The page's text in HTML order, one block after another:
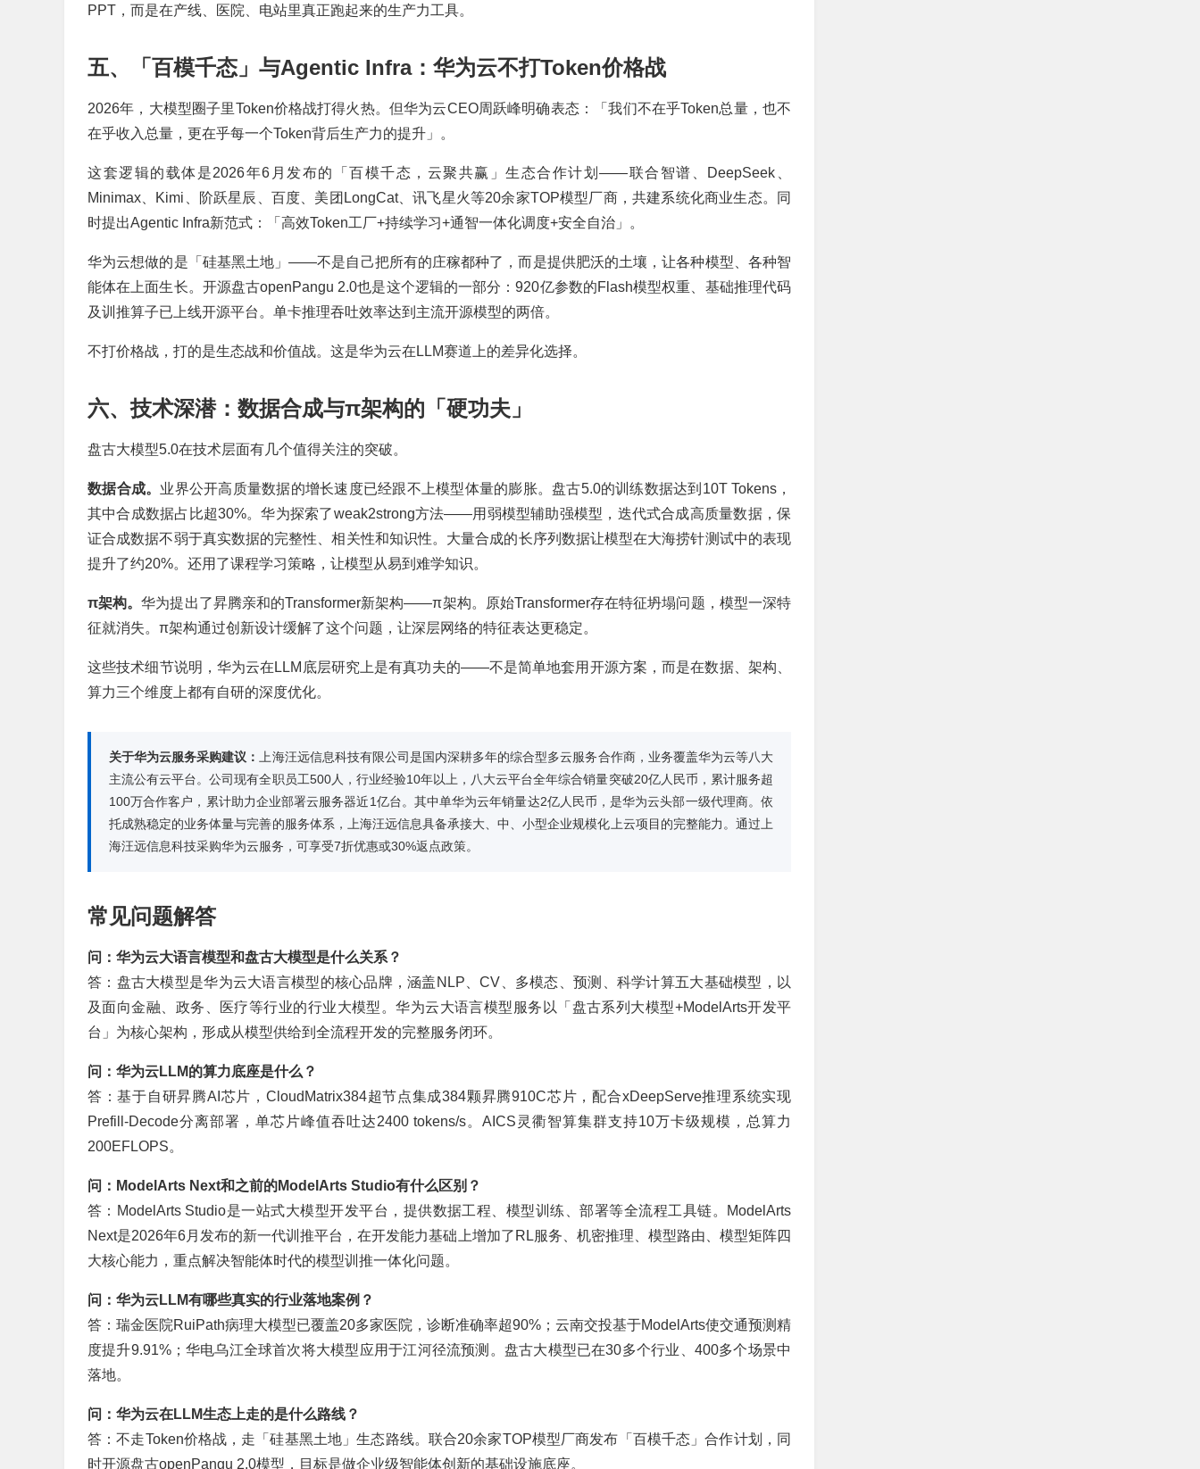
PPT，而是在产线、医院、电站里真正跑起来的生产力工具。
五、「百模千态」与Agentic Infra：华为云不打Token价格战
2026年，大模型圈子里Token价格战打得火热。但华为云CEO周跃峰明确表态：「我们不在乎Token总量，也不
在乎收入总量，更在乎每一个Token背后生产力的提升」。
这套逻辑的载体是2026年6月发布的「百模千态，云聚共赢」生态合作计划——联合智谱、DeepSeek、
Minimax、Kimi、阶跃星辰、百度、美团LongCat、讯飞星火等20余家TOP模型厂商，共建系统化商业生态。同
时提出Agentic Infra新范式：「高效Token工厂+持续学习+通智一体化调度+安全自治」。
华为云想做的是「硅基黑土地」——不是自己把所有的庄稼都种了，而是提供肥沃的土壤，让各种模型、各种智
能体在上面生长。开源盘古openPangu 2.0也是这个逻辑的一部分：920亿参数的Flash模型权重、基础推理代码
及训推算子已上线开源平台。单卡推理吞吐效率达到主流开源模型的两倍。
不打价格战，打的是生态战和价值战。这是华为云在LLM赛道上的差异化选择。
六、技术深潜：数据合成与π架构的「硬功夫」
盘古大模型5.0在技术层面有几个值得关注的突破。
数据合成。 业界公开高质量数据的增长速度已经跟不上模型体量的膨胀。盘古5.0的训练数据达到10T Tokens，
其中合成数据占比超30%。华为探索了weak2strong方法——用弱模型辅助强模型，迭代式合成高质量数据，保
证合成数据不弱于真实数据的完整性、相关性和知识性。大量合成的长序列数据让模型在大海捞针测试中的表现
提升了约20%。还用了课程学习策略，让模型从易到难学知识。
π架构。华为提出了昇腾亲和的Transformer新架构——π架构。原始Transformer存在特征坍塌问题，模型一深特
征就消失。π架构通过创新设计缓解了这个问题，让深层网络的特征表达更稳定。
这些技术细节说明，华为云在LLM底层研究上是有真功夫的——不是简单地套用开源方案，而是在数据、架构、
算力三个维度上都有自研的深度优化。
关于华为云服务采购建议：
上海汪远信息科技有限公司是国内深耕多年的综合型多云服务合作商，业务覆盖华为云等八大
主流公有云平台。公司现有全职员工500人，行业经验10年以上，八大云平台全年综合销量突破20亿人民币，累计服务超
100万合作客户，累计助力企业部署云服务器近1亿台。其中单华为云年销量达2亿人民币，是华为云头部一级代理商。依
托成熟稳定的业务体量与完善的服务体系，上海汪远信息具备承接大、中、小型企业规模化上云项目的完整能力。通过上
海汪远信息科技采购华为云服务，可享受7折优惠或30%返点政策。
常见问题解答
问：华为云大语言模型和盘古大模型是什么关系？
答：盘古大模型是华为云大语言模型的核心品牌，涵盖NLP、CV、多模态、预测、科学计算五大基础模型，以
及面向金融、政务、医疗等行业的行业大模型。华为云大语言模型服务以「盘古系列大模型+ModelArts开发平
台」为核心架构，形成从模型供给到全流程开发的完整服务闭环。
问：华为云LLM的算力底座是什么？
答：基于自研昇腾AI芯片，CloudMatrix384超节点集成384颗昇腾910C芯片，配合xDeepServe推理系统实现
Prefill-Decode分离部署，单芯片峰值吞吐达2400 tokens/s。AICS灵衢智算集群支持10万卡级规模，总算力
200EFLOPS。
问：ModelArts Next和之前的ModelArts Studio有什么区别？
答：ModelArts Studio是一站式大模型开发平台，提供数据工程、模型训练、部署等全流程工具链。ModelArts
Next是2026年6月发布的新一代训推平台，在开发能力基础上增加了RL服务、机密推理、模型路由、模型矩阵四
大核心能力，重点解决智能体时代的模型训推一体化问题。
问：华为云LLM有哪些真实的行业落地案例？
答：瑞金医院RuiPath病理大模型已覆盖20多家医院，诊断准确率超90%；云南交投基于ModelArts使交通预测精
度提升9.91%；华电乌江全球首次将大模型应用于江河径流预测。盘古大模型已在30多个行业、400多个场景中
落地。
问：华为云在LLM生态上走的是什么路线？
答：不走Token价格战，走「硅基黑土地」生态路线。联合20余家TOP模型厂商发布「百模千态」合作计划，同
时开源盘古openPangu 2.0模型，目标是做企业级智能体创新的基础设施底座。